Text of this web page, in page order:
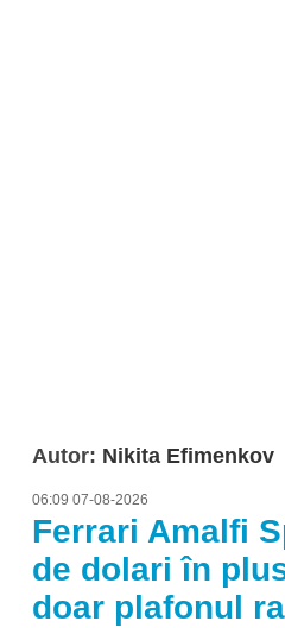
Autor: Nikita Efimenkov
06:09 07-08-2026
Ferrari Amalfi
de dolari în
doar plafonul